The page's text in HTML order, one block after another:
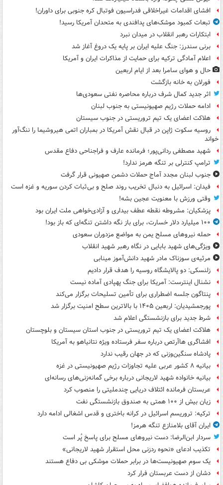
افشای اقدامات غیراخلاقی فدراسیون فوتبال کره جنوبی برای داوران!
تبعات کمبود موشک‌های پدافندی به متحدان آمریکا رسید!
ابتکارات رهبر انقلاب در میدان نبرد
برنی سندرز: جنگ علیه ایران بر پایه یک دروغ آغاز شد
اعلام آمادگی ترکیه برای حمایت از مذاکرات ایران و آمریکا
حال و هوای سامرا بعد از ایام اربعین
فورلان به خانه بازگشت
اثر جدید کمال شرف درباره محاصره نفتی سعودی‌ها
ادامه حملات رژیم صهیونیستی به جنوب لبنان
هلاکت اعضای یک تیم تروریستی در جنوب سیستان
روسیه سکوت ژاپن در قبال نقش آمریکا در بمباران اتمی هیروشیما را ننگ‌آور
خواند
شهید مصطفی ردانی‌پور؛ فرمانده عارف و فراجناحی دفاع مقدس
ترامپ کنترلی بر تنگه هرمز ندارد!
جنوب لبنان مجدد آماج حملات دشمن صهیونی قرار گرفت
فیدان: اسرائیل به دنبال تخریب روند صلح و بی‌ثبات کردن سوریه و غزه است
وقتی ورزش با معنویت عجین بشه!
پزشکیان: مشروطه نقطه عطف بیداری و آزادی‌خواهی ملت ایران بود
۱۰۰ میلیارد دلار خسارت، برای باز نگه داشتن تنگه‌ای که باز بود!
حمله نیروهای مسلح یمن به مواضع مزدوران سعودی
ویژگی‌های شهید بابایی در نگاه رهبر شهید انقلاب
مرثیه‌ی سوزناک مادر شهید دانش‌آموز مینابی
زلنسکی: دو پالایشگاه روسیه را هدف قرار دادیم
نشنال اینترست: آمریکا برای جنگ پهپادی آماده نیست
پنتاگون جلسه اضطراری برای تأمین تسلیحات برگزار می‌کند
پورجمشیدیان: اربعین ۱۴۰۵ با بالاترین سطح امنیت برگزار شد
شرط جدید برای بازنشستگی اعلام شد
هلاکت اعضای یک تیم تروریستی در جنوب استان سیستان و بلوچستان
افشاگری هاآرتص درباره سفر فرستاده ویژه نتانیاهو به آمریکا
پادشاه سنگین‌وزنی که در جهان رقیب ندارد
بیانیه ۸ کشور عربی علیه تجاوزات رژیم صهیونیستی در غزه
بیانیه خانواده شهید لاریجانی درباره برخی گمانه‌زنی‌های رسانه‌ای
عربستان فرمانده ائتلاف دریایی چندملیتی را منصوب کرد
زیان بیش از ۱۰۰ همتی به صندوق‌ بازنشستگی نفت
ترکیه: تروریسم اسرائیل در کرانه باختری و قدس اشغالی ادامه دارد
ایران آقای بلامنازع تنگه هرمز!
سردار ابن‌الرضا: دست نیروهای مسلح برای پاسخ پُر است
تکذیب ادعای «نحوه ردزنی محل استقرار شهید لاریجانی»
یک‌ سوم صهیونیست‌ها در برابر حملات موشکی بی دفاع هستند
دشان از دست عربستان فرار کرد